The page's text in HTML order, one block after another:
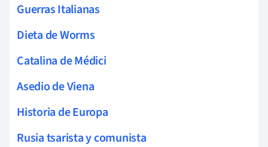
Guerras Italianas
Dieta de Worms
Catalina de Médici
Asedio de Viena
Historia de Europa
Rusia tsarista y comunista